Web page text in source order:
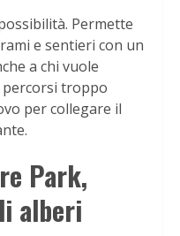
Permette
e sentieri con un
a chi vuole
troppo
per collegare il
Park,
alberi